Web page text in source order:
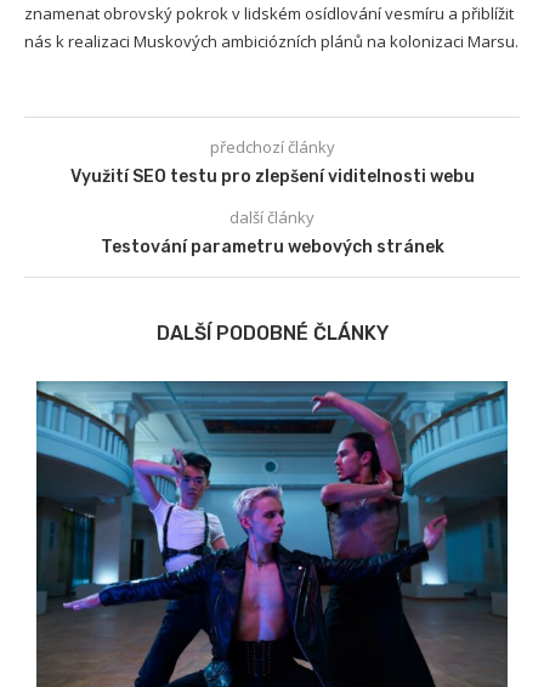
znamenat obrovský pokrok v lidském osídlování vesmíru a přiblížit
nás k realizaci Muskových ambiciózních plánů na kolonizaci Marsu.
předchozí články
Využití SEO testu pro zlepšení viditelnosti webu
další články
Testování parametru webových stránek
DALŠÍ PODOBNÉ ČLÁNKY